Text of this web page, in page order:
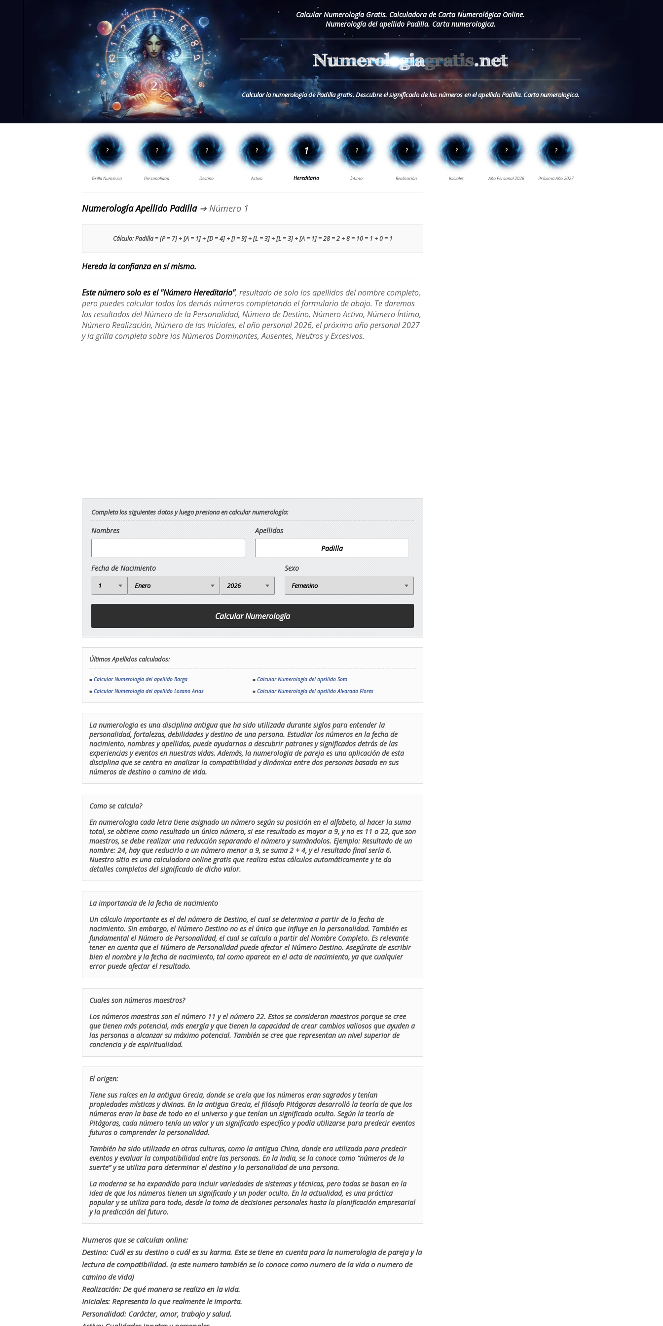
Calcular Numerología Gratis. Calculadora de Carta Numerológica Online.
Numerología del apellido Padilla. Carta numerologica.
Calcular la numerología de Padilla gratis. Descubre el significado de los números en el apellido Padilla. Carta numerologica.
Numerología Apellido Padilla➔ Número 1
Cálculo: Padilla = [P = 7] + [A = 1] + [D = 4] + [I = 9] + [L = 3] + [L = 3] + [A = 1] = 28 = 2 + 8 = 10 = 1 + 0 = 1
Hereda la confianza en sí mismo.
Este número solo es el "Número Hereditario", resultado de solo los apellidos del nombre completo,
pero puedes calcular todos los demás números completando el formulario de abajo. Te daremos
los resultados del Número de la Personalidad, Número de Destino, Número Activo, Número Íntimo,
Número Realización, Número de las Iniciales, el año personal 2026, el próximo año personal 2027
y la grilla completa sobre los Números Dominantes, Ausentes, Neutros y Excesivos.
Completa los siguientes datos y luego presiona en calcular numerología:
Nombres Apellidos
Fecha de Nacimiento Sexo
Últimos Apellidos calculados:
■ Calcular Numerología del apellido Barga ■ Calcular Numerología del apellido Soto
■ Calcular Numerología del apellido Lozano Arias ■ Calcular Numerología del apellido Alvarado Flores
La numerologia es una disciplina antigua que ha sido utilizada durante siglos para entender la
personalidad, fortalezas, debilidades y destino de una persona. Estudiar los números en la fecha de
nacimiento, nombres y apellidos, puede ayudarnos a descubrir patrones y significados detrás de las
experiencias y eventos en nuestras vidas. Además, la numerologia de pareja es una aplicación de esta
disciplina que se centra en analizar la compatibilidad y dinámica entre dos personas basada en sus
números de destino o camino de vida.
Como se calcula?
En numerologia cada letra tiene asignado un número según su posición en el alfabeto, al hacer la suma
total, se obtiene como resultado un único número, si ese resultado es mayor a 9, y no es 11 o 22, que son
maestros, se debe realizar una reducción separando el número y sumándolos. Ejemplo: Resultado de un
nombre: 24, hay que reducirlo a un número menor a 9, se suma 2 + 4, y el resultado final sería 6.
Nuestro sitio es una calculadora online gratis que realiza estos cálculos automáticamente y te da
detalles completos del significado de dicho valor.
La importancia de la fecha de nacimiento
Un cálculo importante es el del número de Destino, el cual se determina a partir de la fecha de
nacimiento. Sin embargo, el Número Destino no es el único que influye en la personalidad. También es
fundamental el Número de Personalidad, el cual se calcula a partir del Nombre Completo. Es relevante
tener en cuenta que el Número de Personalidad puede afectar el Número Destino. Asegúrate de escribir
bien el nombre y la fecha de nacimiento, tal como aparece en el acta de nacimiento, ya que cualquier
error puede afectar el resultado.
Cuales son números maestros?
Los números maestros son el número 11 y el número 22. Estos se consideran maestros porque se cree
que tienen más potencial, más energía y que tienen la capacidad de crear cambios valiosos que ayuden a
las personas a alcanzar su máximo potencial. También se cree que representan un nivel superior de
conciencia y de espiritualidad.
El origen:
Tiene sus raíces en la antigua Grecia, donde se creía que los números eran sagrados y tenían
propiedades místicas y divinas. En la antigua Grecia, el filósofo Pitágoras desarrolló la teoría de que los
números eran la base de todo en el universo y que tenían un significado oculto. Según la teoría de
Pitágoras, cada número tenía un valor y un significado específico y podía utilizarse para predecir eventos
futuros o comprender la personalidad.
También ha sido utilizada en otras culturas, como la antigua China, donde era utilizada para predecir
eventos y evaluar la compatibilidad entre las personas. En la India, se la conoce como “números de la
suerte” y se utiliza para determinar el destino y la personalidad de una persona.
La moderna se ha expandido para incluir variedades de sistemas y técnicas, pero todas se basan en la
idea de que los números tienen un significado y un poder oculto. En la actualidad, es una práctica
popular y se utiliza para todo, desde la toma de decisiones personales hasta la planificación empresarial
y la predicción del futuro.
Numeros que se calculan online:
Destino: Cuál es su destino o cuál es su karma. Este se tiene en cuenta para la numerologia de pareja y la
lectura de compatibilidad. (a este numero también se lo conoce como numero de la vida o numero de
camino de vida)
Realización: De qué manera se realiza en la vida.
Iniciales: Representa lo que realmente le importa.
Personalidad: Carácter, amor, trabajo y salud.